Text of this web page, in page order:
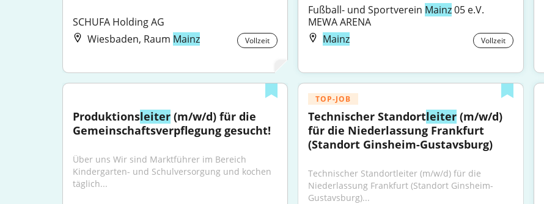
SCHUFA Holding AG
Wiesbaden, Raum Mainz Vollzeit
Fußball- und Sportverein Mainz 05 e.V.
MEWA ARENA
Mainz
Vollzeit
Produktionsleiter (m/w/d) für die
Gemeinschaftsverpflegung gesucht!
Über uns Wir sind Marktführer im Bereich
Kindergarten- und Schulversorgung und kochen
täglich...
TOP-JOB
Technischer Standortleiter (m/w/d)
für die Niederlassung Frankfurt
(Standort Ginsheim-Gustavsburg)
Technischer Standortleiter (m/w/d) für die
Niederlassung Frankfurt (Standort Ginsheim-
Gustavsburg)...